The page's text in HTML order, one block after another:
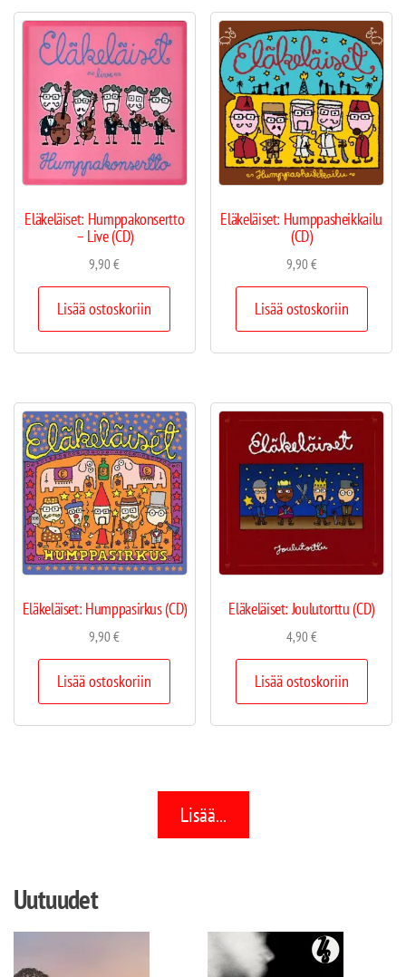
Eläkeläiset: Humppakonsertto
– Live (CD)
9,90€
Lisää ostoskoriin
Eläkeläiset: Humppasheikkailu
(CD)
9,90€
Lisää ostoskoriin
Eläkeläiset: Humppasirkus (CD)
9,90€
Lisää ostoskoriin
Eläkeläiset: Joulutorttu (CD)
4,90€
Lisää ostoskoriin
Lisää...
Uutuudet